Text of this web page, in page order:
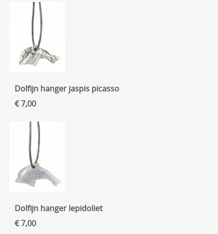
Dolfijn hanger jaspis picasso
€ 7,00
Dolfijn hanger lepidoliet
€ 7,00